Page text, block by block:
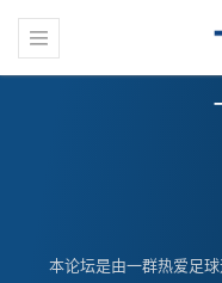
本论坛是由一群热爱足